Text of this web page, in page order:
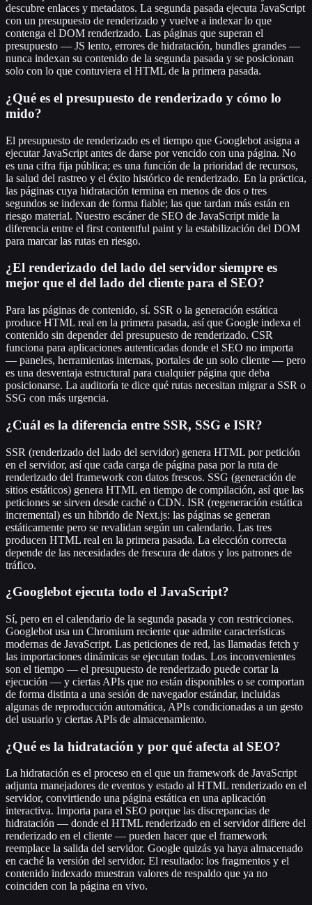
descubre enlaces y metadatos. La segunda pasada ejecuta JavaScript
con un presupuesto de renderizado y vuelve a indexar lo que
contenga el DOM renderizado. Las páginas que superan el
presupuesto — JS lento, errores de hidratación, bundles grandes —
nunca indexan su contenido de la segunda pasada y se posicionan
solo con lo que contuviera el HTML de la primera pasada.
¿Qué es el presupuesto de renderizado y cómo lo
mido?
El presupuesto de renderizado es el tiempo que Googlebot asigna a
ejecutar JavaScript antes de darse por vencido con una página. No
es una cifra fija pública; es una función de la prioridad de recursos,
la salud del rastreo y el éxito histórico de renderizado. En la práctica,
las páginas cuya hidratación termina en menos de dos o tres
segundos se indexan de forma fiable; las que tardan más están en
riesgo material. Nuestro escáner de SEO de JavaScript mide la
diferencia entre el first contentful paint y la estabilización del DOM
para marcar las rutas en riesgo.
¿El renderizado del lado del servidor siempre es
mejor que el del lado del cliente para el SEO?
Para las páginas de contenido, sí. SSR o la generación estática
produce HTML real en la primera pasada, así que Google indexa el
contenido sin depender del presupuesto de renderizado. CSR
funciona para aplicaciones autenticadas donde el SEO no importa
— paneles, herramientas internas, portales de un solo cliente — pero
es una desventaja estructural para cualquier página que deba
posicionarse. La auditoría te dice qué rutas necesitan migrar a SSR o
SSG con más urgencia.
¿Cuál es la diferencia entre SSR, SSG e ISR?
SSR (renderizado del lado del servidor) genera HTML por petición
en el servidor, así que cada carga de página pasa por la ruta de
renderizado del framework con datos frescos. SSG (generación de
sitios estáticos) genera HTML en tiempo de compilación, así que las
peticiones se sirven desde caché o CDN. ISR (regeneración estática
incremental) es un híbrido de Next.js: las páginas se generan
estáticamente pero se revalidan según un calendario. Las tres
producen HTML real en la primera pasada. La elección correcta
depende de las necesidades de frescura de datos y los patrones de
tráfico.
¿Googlebot ejecuta todo el JavaScript?
Sí, pero en el calendario de la segunda pasada y con restricciones.
Googlebot usa un Chromium reciente que admite características
modernas de JavaScript. Las peticiones de red, las llamadas fetch y
las importaciones dinámicas se ejecutan todas. Los inconvenientes
son el tiempo — el presupuesto de renderizado puede cortar la
ejecución — y ciertas APIs que no están disponibles o se comportan
de forma distinta a una sesión de navegador estándar, incluidas
algunas de reproducción automática, APIs condicionadas a un gesto
del usuario y ciertas APIs de almacenamiento.
¿Qué es la hidratación y por qué afecta al SEO?
La hidratación es el proceso en el que un framework de JavaScript
adjunta manejadores de eventos y estado al HTML renderizado en el
servidor, convirtiendo una página estática en una aplicación
interactiva. Importa para el SEO porque las discrepancias de
hidratación — donde el HTML renderizado en el servidor difiere del
renderizado en el cliente — pueden hacer que el framework
reemplace la salida del servidor. Google quizás ya haya almacenado
en caché la versión del servidor. El resultado: los fragmentos y el
contenido indexado muestran valores de respaldo que ya no
coinciden con la página en vivo.